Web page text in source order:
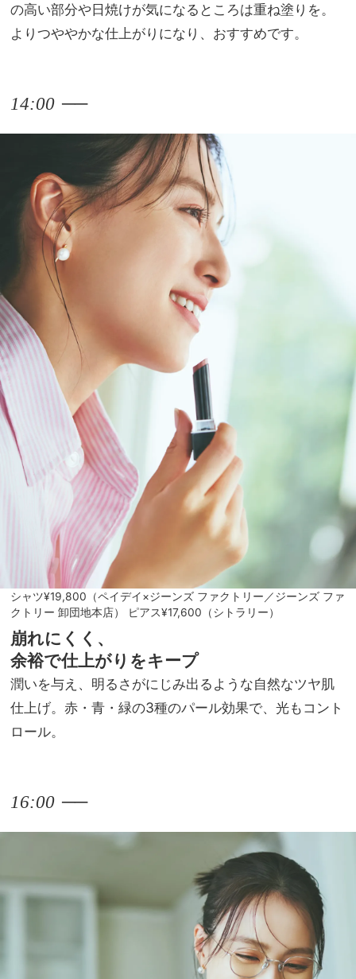
の高い部分や日焼けが気になるところは重ね塗りを。
よりつややかな仕上がりになり、おすすめです。
14:00 ──
シャツ¥19,800（ペイデイ×ジーンズ ファクトリー／ジーンズ ファ
クトリー 卸団地本店） ピアス¥17,600（シトラリー）
崩れにくく、
余裕で仕上がりをキープ
潤いを与え、明るさがにじみ出るような自然なツヤ肌
仕上げ。赤・青・緑の3種のパール効果で、光もコント
ロール。
16:00 ──